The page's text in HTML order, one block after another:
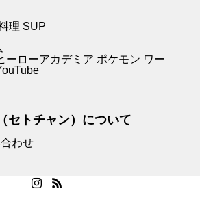
理 SUP
ーローアカデミア ポケモン ワー
セトチャン）について
わせ